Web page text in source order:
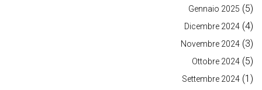
Gennaio 2025 (5)
Dicembre 2024 (4)
Novembre 2024 (3)
Ottobre 2024 (5)
Settembre 2024 (1)